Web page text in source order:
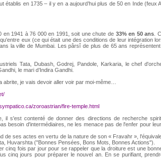
établis en 1735 – il y en a aujourd’hui plus de 50 en Inde (feux
1941 à 76 000 en 1991, soit une chute de 33% en 50 ans .
eux (ce qui était une des conditions de leur intégration
la ville de Mumbai. Les pârsî de plus de 65 ans
Tata, Dubash, Godrej, Pandole, Karkaria, le chef
le mari d’Indira Gandhi.
je vais devoir aller voir par moi-même…
zoroastrian/fire-temple.html
il s'est contenté de donner des directions de recherche
besoin d'intermédiaires, ne les menace pas de l'enfer pour
de ses actes en vertu de la nature de son « Fravahr »,
Huvarshta ("Bonnes Pensées, Bons Mots, Bonnes Actions").
cinq fois par jour pour se rappeler que la droiture est une
cinq jours pour préparer le nouvel an. En se purifiant,